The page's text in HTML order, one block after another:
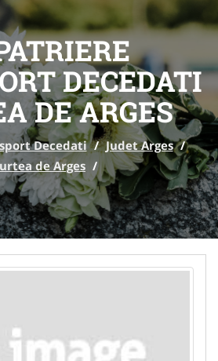
DECEDATI
DE ARGES
Decedati / Judet Arges /
de Arges /